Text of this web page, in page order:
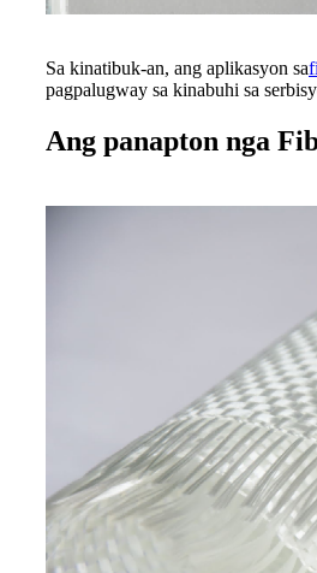
Sa kinatibuk-an, ang aplikasyon sa
pagpalugway sa kinabuhi sa
Ang panapton nga